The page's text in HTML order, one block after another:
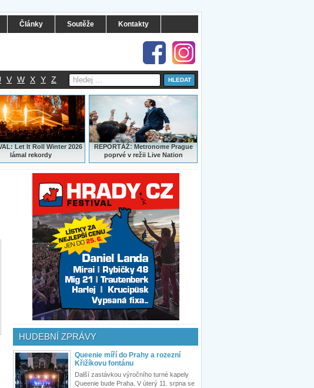
Články Soutěže Kontakty
V W X Y Z
Let It Roll Winter 2026
lámal rekordy
REPORTÁŽ:Metronome Prague
poprvé v režii Live Nation
HUDEBNÍ ZPRÁVY
Queenie míří do Prahy a rozezní
Křižíkovu fontánu
Další zastávkou výročního turné kapely
Queenie bude Praha. V úterý 11. srpna se